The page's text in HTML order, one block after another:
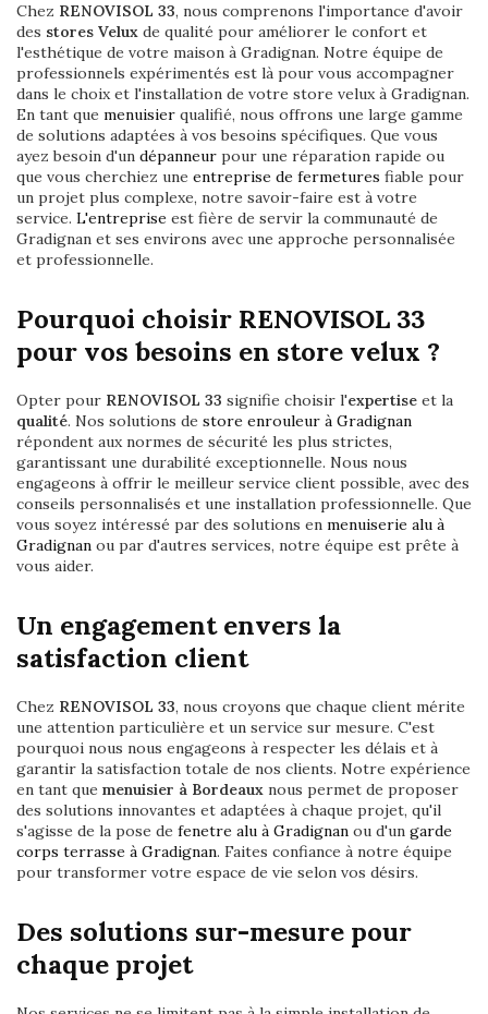
Chez RENOVISOL 33, nous comprenons l'importance d'avoir
des stores Velux de qualité pour améliorer le confort et
l'esthétique de votre maison à Gradignan. Notre équipe de
professionnels expérimentés est là pour vous accompagner
dans le choix et l'installation de votre store velux à Gradignan.
En tant que menuisier qualifié, nous offrons une large gamme
de solutions adaptées à vos besoins spécifiques. Que vous
ayez besoin d'un dépanneur pour une réparation rapide ou
que vous cherchiez une entreprise de fermetures fiable pour
un projet plus complexe, notre savoir-faire est à votre
service. L'entreprise est fière de servir la communauté de
Gradignan et ses environs avec une approche personnalisée
et professionnelle.
Pourquoi choisir RENOVISOL 33
pour vos besoins en store velux ?
Opter pour RENOVISOL 33 signifie choisir l'expertise et la
qualité. Nos solutions de store enrouleur à Gradignan
répondent aux normes de sécurité les plus strictes,
garantissant une durabilité exceptionnelle. Nous nous
engageons à offrir le meilleur service client possible, avec des
conseils personnalisés et une installation professionnelle. Que
vous soyez intéressé par des solutions en menuiserie alu à
Gradignan ou par d'autres services, notre équipe est prête à
vous aider.
Un engagement envers la
satisfaction client
Chez RENOVISOL 33, nous croyons que chaque client mérite
une attention particulière et un service sur mesure. C'est
pourquoi nous nous engageons à respecter les délais et à
garantir la satisfaction totale de nos clients. Notre expérience
en tant que menuisier à Bordeaux nous permet de proposer
des solutions innovantes et adaptées à chaque projet, qu'il
s'agisse de la pose de fenetre alu à Gradignan ou d'un garde
corps terrasse à Gradignan. Faites confiance à notre équipe
pour transformer votre espace de vie selon vos désirs.
Des solutions sur-mesure pour
chaque projet